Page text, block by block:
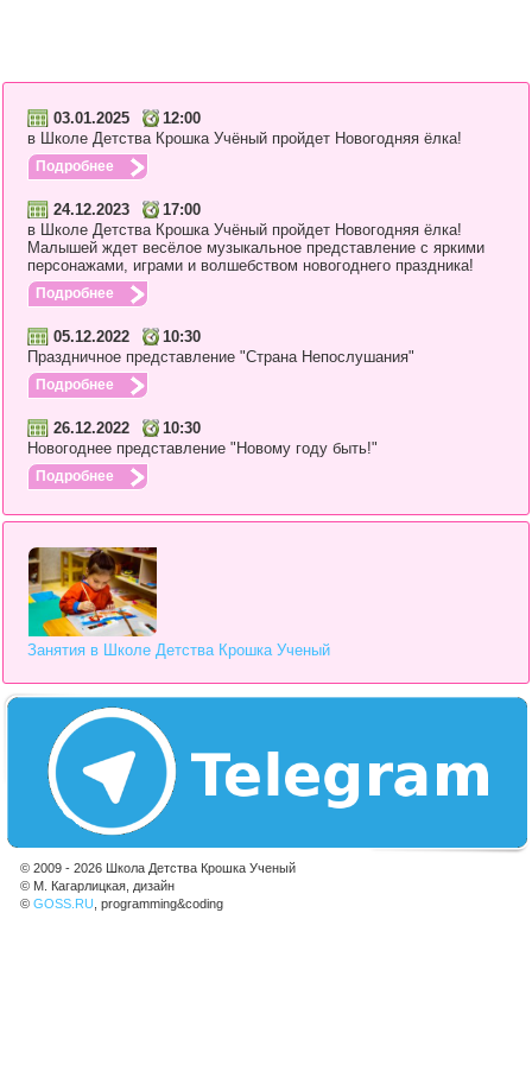
03.01.2025
12:00
в Школе Детства Крошка Учёный пройдет Новогодняя ёлка!
Подробнее
24.12.2023
17:00
в Школе Детства Крошка Учёный пройдет Новогодняя ёлка!
Малышей ждет весёлое музыкальное представление с яркими
персонажами, играми и волшебством новогоднего праздника!
Подробнее
05.12.2022
10:30
Праздничное представление "Страна Непослушания"
Подробнее
26.12.2022
10:30
Новогоднее представление "Новому году быть!"
Подробнее
Занятия в Школе Детства Крошка Ученый
© 2009 - 2026 Школа Детства Крошка Ученый
© М. Кагарлицкая, дизайн
© GOSS.RU , programming&coding